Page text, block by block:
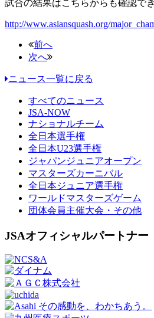
試合の結果はこちらからも確認でき
http://www.asiansquash.org/
前へ
次へ
ニュース一覧に戻る
すべてのニュース
JSA-NOW
ナショナルチーム
全日本選手権
全日本U23選手権
ジャパンジュニアオープン
マスターズカーニバル
全日本ジュニア選手権
ワールドマスターズゲーム
団体会員主催大会・その他
JSAオフィシャルパートナー